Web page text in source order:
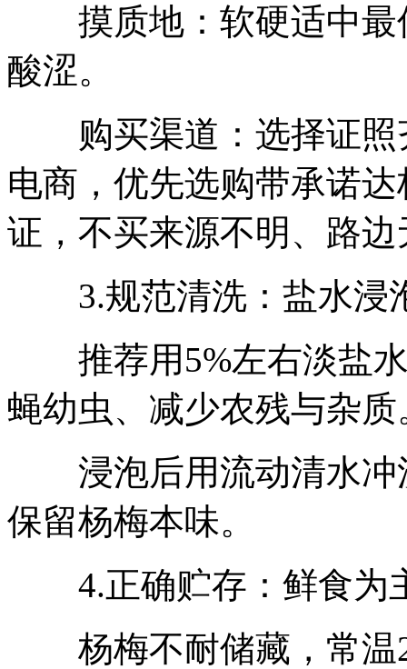
摸质地：软硬适中最
酸涩。
购买渠道：选择证照
电商，优先选购带承诺
证，不买来源不明、路
3.规范清洗：盐水浸
推荐用5%左右淡盐水
蝇幼虫、减少农残与杂质
浸泡后用流动清水冲
保留杨梅本味。
4.正确贮存：鲜食为
杨梅不耐储藏，常温